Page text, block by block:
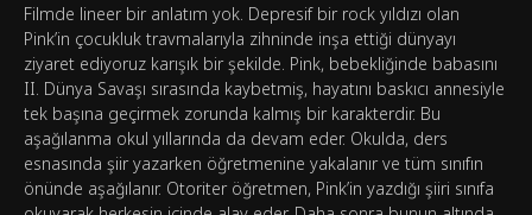
Filmde lineer bir anlatım yok. Depresif bir rock yıldızı olan
Pink’in çocukluk travmalarıyla zihninde inşa ettiği dünyayı
ziyaret ediyoruz karışık bir şekilde. Pink, bebekliğinde babasını
II. Dünya Savaşı sırasında kaybetmiş, hayatını baskıcı annesiyle
tek başına geçirmek zorunda kalmış bir karakterdir. Bu
aşağılanma okul yıllarında da devam eder. Okulda, ders
esnasında şiir yazarken öğretmenine yakalanır ve tüm sınıfın
önünde aşağılanır. Otoriter öğretmen, Pink’in yazdığı şiiri sınıfa